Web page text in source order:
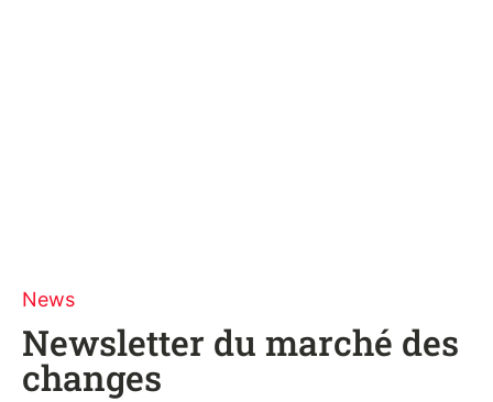
News
Newsletter du marché des
changes